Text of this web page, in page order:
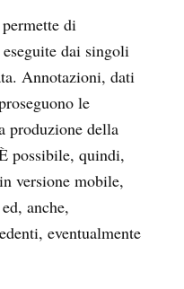
di
eseguite dai singoli
Annotazioni, dati
le
produzione della
possibile, quindi,
versione mobile,
anche,
eventualmente